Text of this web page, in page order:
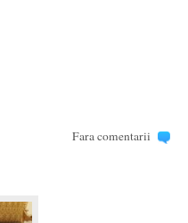
Fara comentarii